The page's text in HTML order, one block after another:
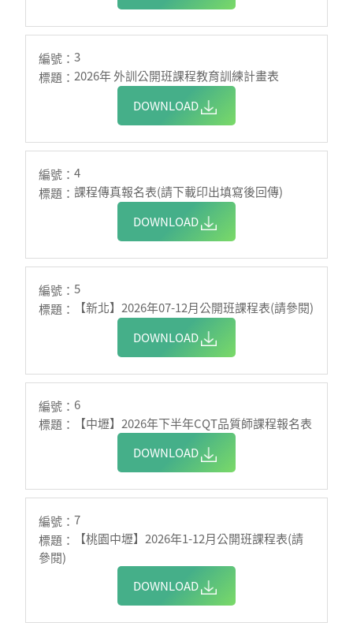
3
2026年 外訓公開班課程教育訓練計畫表
DOWNLOAD
4
課程傳真報名表(請下載印出填寫後回傳)
DOWNLOAD
5
【新北】2026年07-12月公開班課程表(請參閱)
DOWNLOAD
6
【中壢】2026年下半年CQT品質師課程報名表
DOWNLOAD
7
【桃園中壢】2026年1-12月公開班課程表(請
參閱)
DOWNLOAD